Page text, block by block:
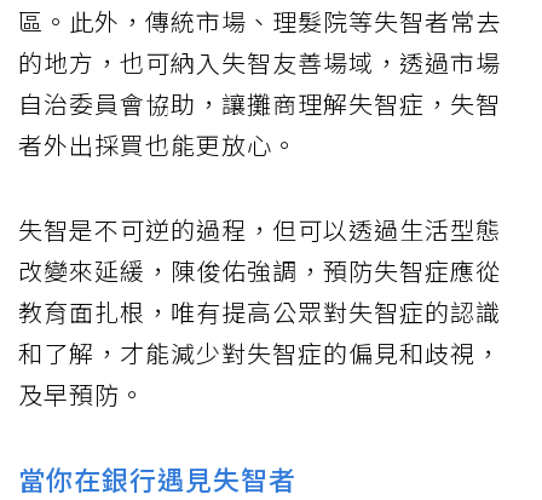
區。此外，傳統市場、理髮院等失智者常去
的地方，也可納入失智友善場域，透過市場
自治委員會協助，讓攤商理解失智症，失智
者外出採買也能更放心。
失智是不可逆的過程，但可以透過生活型態
改變來延緩，陳俊佑強調，預防失智症應從
教育面扎根，唯有提高公眾對失智症的認識
和了解，才能減少對失智症的偏見和歧視，
及早預防。
當你在銀行遇見失智者